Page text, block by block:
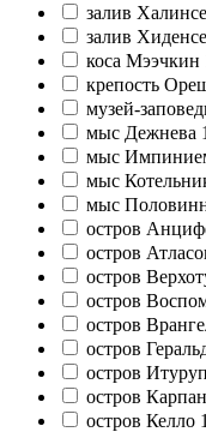
залив
залив
коса Мээчкин
крепость
музей-
мыс Дежнева 1
мыс
мыс
мыс
остров
остров
остров
остров
остров
остров
остров Итуруп
остров
остров Келло